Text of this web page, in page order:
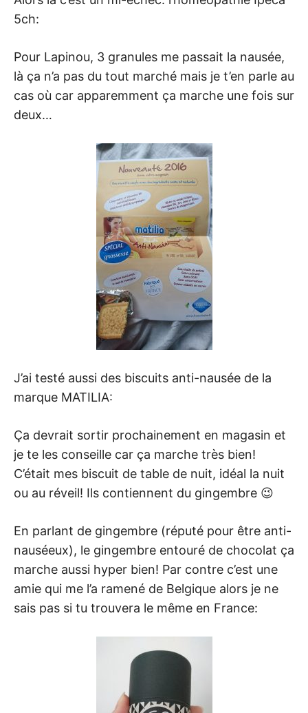
5ch:
Pour Lapinou, 3 granules me passait la nausée,
là ça n’a pas du tout marché mais je t’en parle au
cas où car apparemment ça marche une fois sur
deux…
J’ai testé aussi des biscuits anti-nausée de la
marque MATILIA:
Ça devrait sortir prochainement en magasin et
je te les conseille car ça marche très bien!
C’était mes biscuit de table de nuit, idéal la nuit
ou au réveil! Ils contiennent du gingembre 😉
En parlant de gingembre (réputé pour être anti-
nauséeux), le gingembre entouré de chocolat ça
marche aussi hyper bien! Par contre c’est une
amie qui me l’a ramené de Belgique alors je ne
sais pas si tu trouvera le même en France: